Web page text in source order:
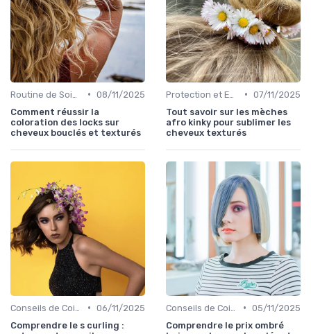
• 08/11/2025
Comment réussir la
coloration des locks sur
cheveux bouclés et texturés
• 07/11/2025
Tout savoir sur les mèches
afro kinky pour sublimer les
cheveux texturés
• 06/11/2025
Comprendre le s curling :
• 05/11/2025
Comprendre le prix ombré